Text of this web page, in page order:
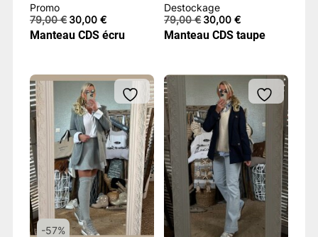
Promo
79,00€ Le
prix
initial
30,00 €Le
prix
actuel
Manteau CDS écru
Destockage
79,00€ Le
prix
initial
30,00€Le
prix
actuel
Manteau CDS taupe
-57%